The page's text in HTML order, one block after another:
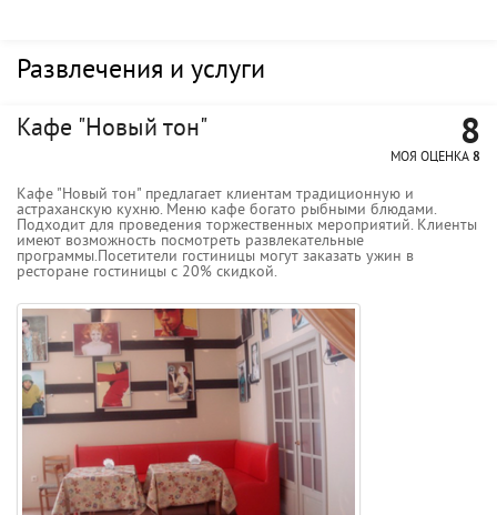
Развлечения и услуги
Кафе "Новый тон" 8
МОЯ ОЦЕНКА 8
Кафе "Новый тон" предлагает клиентам традиционную и
астраханскую кухню. Меню кафе богато рыбными блюдами.
Подходит для проведения торжественных мероприятий. Клиенты
имеют возможность посмотреть развлекательные
программы.Посетители гостиницы могут заказать ужин в
ресторане гостиницы с 20% скидкой.